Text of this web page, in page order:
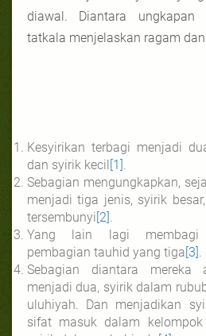
diawal. Diantara
tatkala menjelaskan ragam
Kesyirikan terbagi menjadi
dan syirik kecil[1]
Sebagian mengungkapkan,
menjadi tiga jenis, syirik
tersembunyi[2]
Yang lain lagi membagi
pembagian tauhid yang tiga[3]
Sebagian diantara mereka
menjadi dua, syirik dalam
uluhiyah. Dan menjadikan
sifat masuk dalam